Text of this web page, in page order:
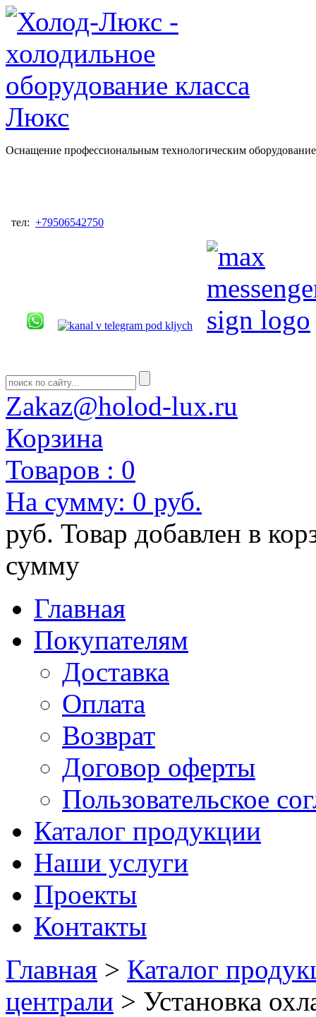
Оснащение профессиональным технологическим
тел: +79506542750
Zakaz@holod-lux.ru
Корзина
Товаров : 0
На сумму: 0 руб.
руб. Товар добавлен в
сумму
Главная
Покупателям
Доставка
Оплата
Возврат
Договор оферты
Пользовательское
Каталог продукции
Наши услуги
Проекты
Контакты
Главная > Каталог
централи > Установка